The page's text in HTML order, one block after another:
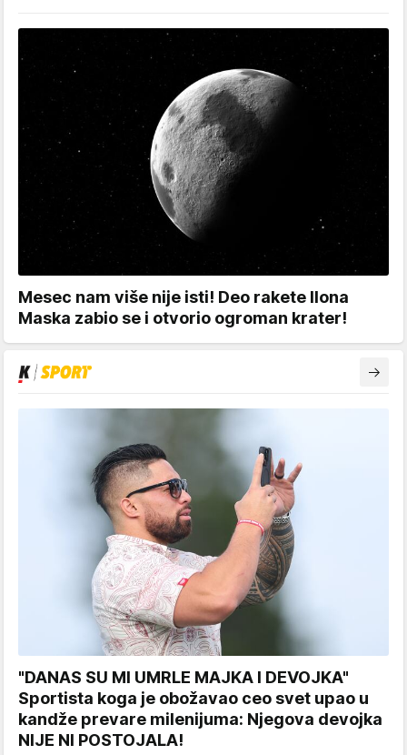
Mesec nam više nije isti! Deo rakete Ilona
Maska zabio se i otvorio ogroman krater!
"DANAS SU MI UMRLE MAJKA I DEVOJKA"
Sportista koga je obožavao ceo svet upao u
kandže prevare milenijuma: Njegova devojka
NIJE NI POSTOJALA!